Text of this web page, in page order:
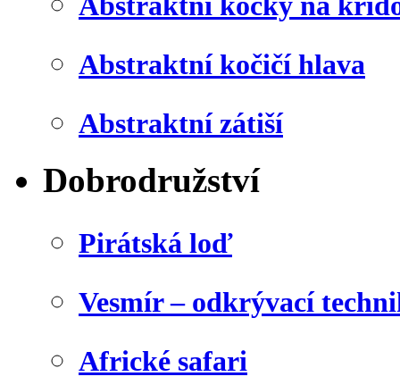
Abstraktní kočičí hlava
Abstraktní zátiší
Dobrodružství
Pirátská loď
Vesmír – odkrývací
Africké safari